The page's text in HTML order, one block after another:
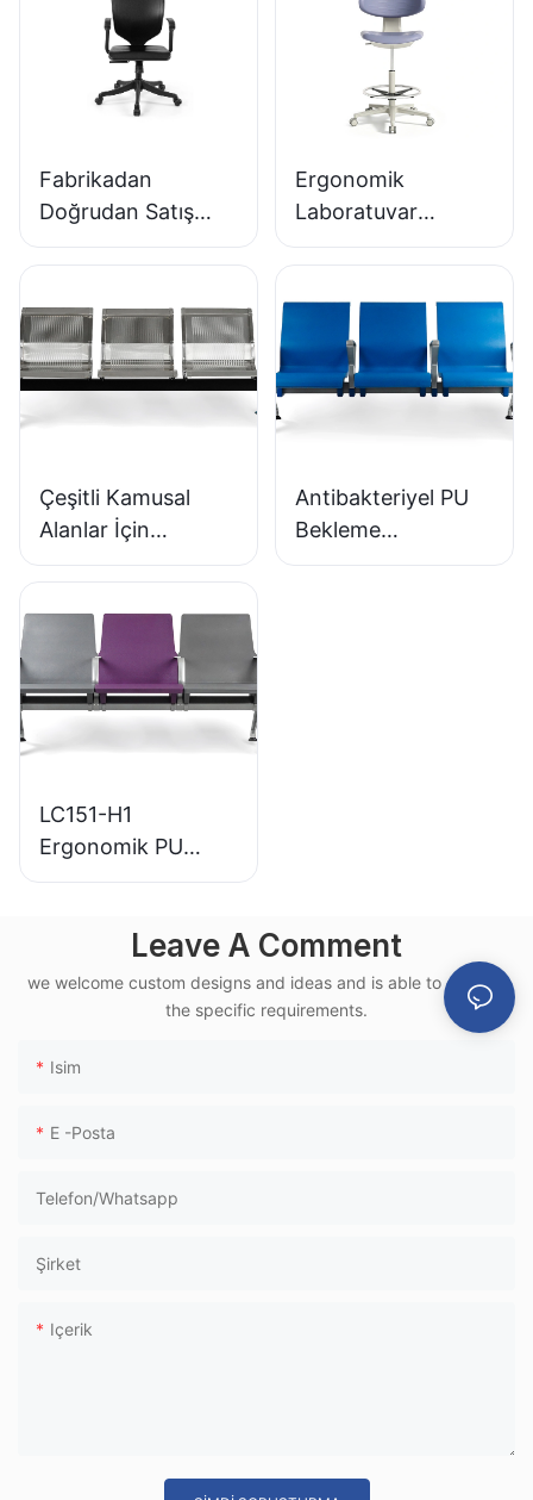
Fabrikadan
Doğrudan Satış
Ergonomik Kalıplı
Koltuğu IC091
HEWEI SEATING
Ergonomik
Laboratuvar
Sandalyesi,
Köpük, LD13 HEWEI
SEATING
Çeşitli Kamusal
Alanlar İçin
Mükemmel Düşük
Bekleme Koltuğu
LC153-H1
Antibakteriyel PU
Bekleme
Sandalyeleri LC152
LC151-H1
Ergonomik PU
Havaalanı Bekleme
Çerçeve Yüksek
Hızlı Tren Terminali
Kullanımı İçin
Leave A Comment
we welcome custom designs and ideas and is able to cater to
the specific requirements.
Isim
E -posta
Telefon/whatsapp
Şirket
Içerik